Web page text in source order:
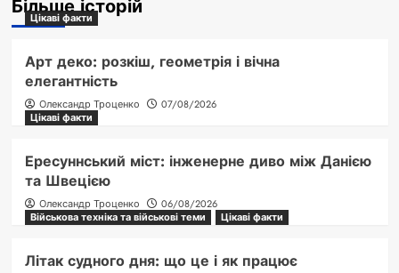
Більше історій
Цікаві факти
Арт деко: розкіш, геометрія і вічна
елегантність
Олександр Троценко
07/08/2026
Цікаві факти
Ересуннський міст: інженерне диво між Данією
та Швецією
Олександр Троценко
06/08/2026
Військова техніка та військові теми
Цікаві факти
Літак судного дня: що це і як працює